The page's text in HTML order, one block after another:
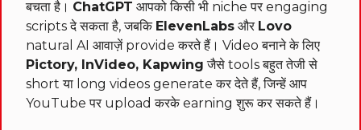
बचता है। ChatGPT आपको किसी भी niche पर engaging
scripts दे सकता है, जबकि ElevenLabs और Lovo
natural AI आवाज़ें provide करते हैं। Video बनाने के लिए
Pictory, InVideo, Kapwing जैसे tools बहुत तेजी से
short या long videos generate कर देते हैं, जिन्हें आप
YouTube पर upload करके earning शुरू कर सकते हैं।